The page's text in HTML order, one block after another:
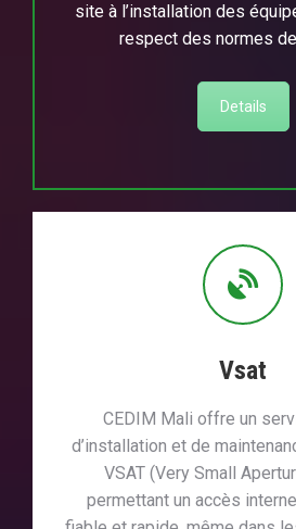
site à l’installation des
respect des normes
Details
Vsat
CEDIM Mali offre un
d’installation et de
VSAT (Very Small
permettant un accès